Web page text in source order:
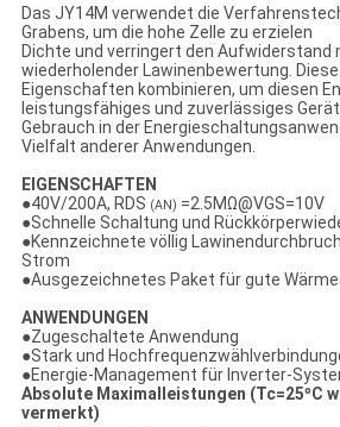
Das JY14M verwendet die
Grabens, um die hohe Zelle zu erzielen
Dichte und verringert den Aufwiderstand
wiederholender Lawinenbewertung. Diese
Eigenschaften kombinieren, um diesen
leistungsfähiges und zuverlässiges
Gebrauch in der
Vielfalt anderer Anwendungen.
EIGENSCHAFTEN
●40V/200A, RDS (AN) =2.5MΩ@VGS=10V
●Schnelle Schaltung und
●Kennzeichnete völlig
Strom
●Ausgezeichnetes Paket für gute
ANWENDUNGEN
●Zugeschaltete Anwendung
●Stark und
●Energie-Management für Inverter-
Absolute Maximalleistungen (Tc=25ºC
vermerkt)